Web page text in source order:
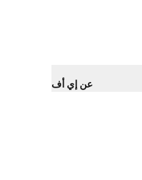
عن إي أف